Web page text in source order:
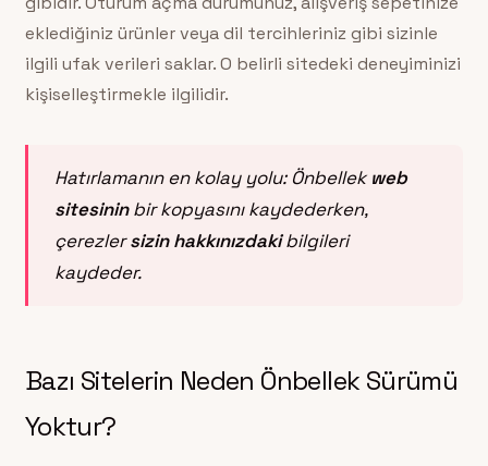
eklediğiniz ürünler veya dil tercihleriniz gibi sizinle
ilgili ufak verileri saklar. O belirli sitedeki deneyiminizi
kişiselleştirmekle ilgilidir.
Hatırlamanın en kolay yolu: Önbellek web
sitesininbir kopyasını kaydederken,
çerezlersizin hakkınızdakibilgileri
kaydeder.
Bazı Sitelerin Neden Önbellek Sürümü
Yoktur?